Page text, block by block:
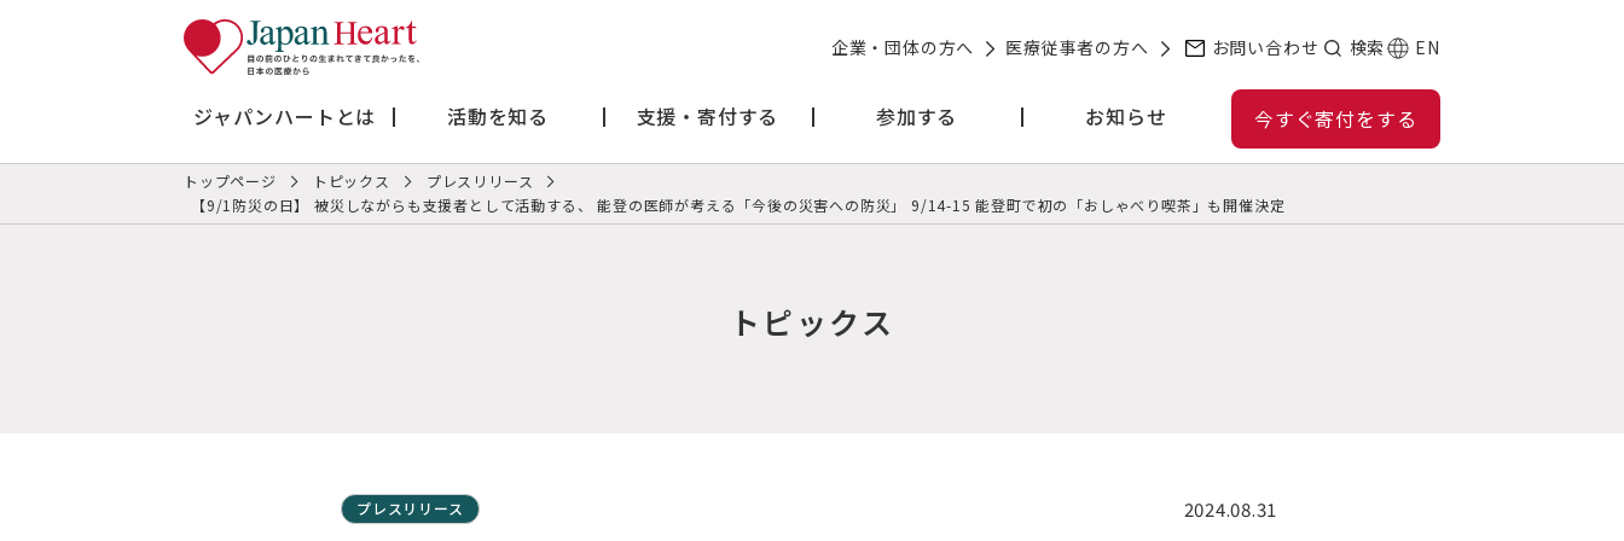
企業・団体の方へ 医療従事者の方へ お問い合わせ 検索 EN
ジャパンハートとは 活動を知る 支援・寄付する 参加する お知らせ 今すぐ寄付をする
トップページ トピックス
プレスリリース
【9/1防災の日】 被災しながらも支援者として活動する、 能登の医師が考える「今後の災害への防災」 9/14-15 能登町で初の「おしゃべり喫茶」も開催決定
トピックス
プレスリリース 2024.08.31